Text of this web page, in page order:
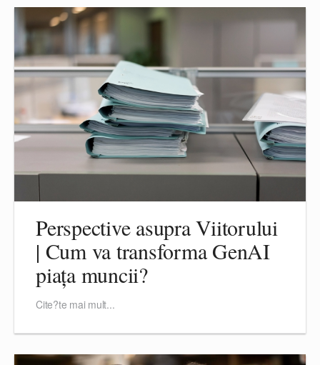
Perspective asupra Viitorului
| Cum va transforma GenAI
piața muncii?
Cite?te mai mult...